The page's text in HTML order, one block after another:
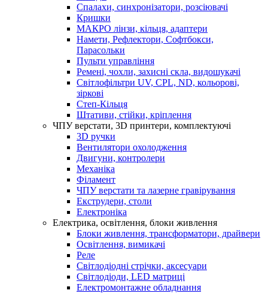
Спалахи, синхронізатори, розсіювачі
Кришки
МАКРО лінзи, кільця, адаптери
Намети, Рефлектори, Софтбокси,
Парасольки
Пульти управління
Ремені, чохли, захисні скла, видошукачі
Світлофільтри UV, CPL, ND, кольорові,
зіркові
Степ-Кільця
Штативи, стійки, кріплення
ЧПУ верстати, 3D принтери, комплектуючі
3D ручки
Вентилятори охолодження
Двигуни, контролери
Механіка
Філамент
ЧПУ верстати та лазерне гравірування
Екструдери, столи
Електроніка
Електрика, освітлення, блоки живлення
Блоки живлення, трансформатори, драйвери
Освітлення, вимикачі
Реле
Світлодіодні стрічки, аксесуари
Світлодіоди, LED матриці
Електромонтажне обладнання